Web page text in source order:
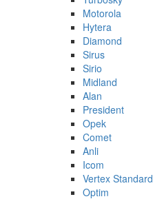
Motorola
Hytera
Diamond
Sirus
Sirio
Midland
Alan
President
Opek
Comet
Anli
Icom
Vertex Standard
Optim